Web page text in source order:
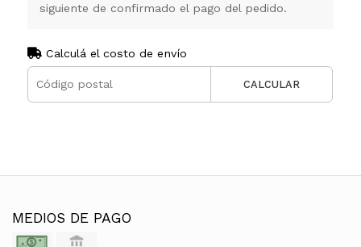
siguiente de confirmado el pago del pedido.
Calculá el costo de envío
CALCULAR
MEDIOS DE PAGO